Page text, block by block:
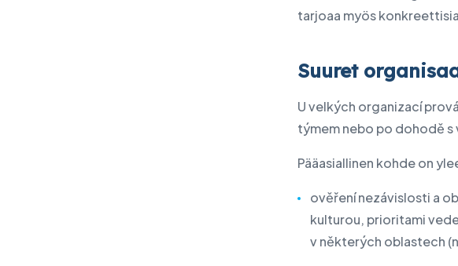
tarjoaa myös
Suuret
U velkých organizací
týmem nebo po dohodě
Pääasiallinen kohde on
ověření nezávislosti a
kulturou, prioritami
v některých oblastech